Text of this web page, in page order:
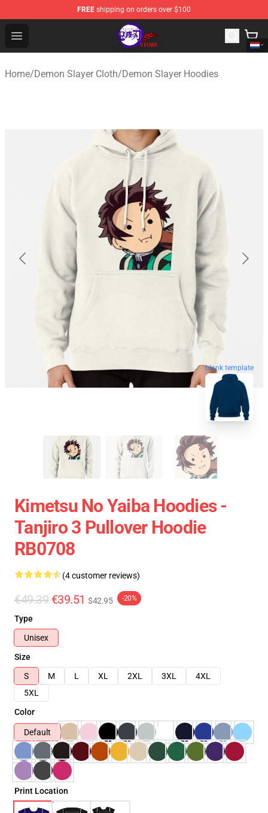
FREE shipping on orders over $100
Open menu
Kimetsu no Yaiba Store - Official Kimetsu no Yaiba
Home/Demon Slayer Cloth/Demon Slayer Hoodies
blank template
Kimetsu No Yaiba Hoodies -
Tanjiro 3 Pullover Hoodie
RB0708
(4 customer reviews)
€49.39 €39.51 $42.95 -20%
Type
Unisex
Size
S
M L XL 2XL 3XL
4XL
5XL
Color
Default
Print Location